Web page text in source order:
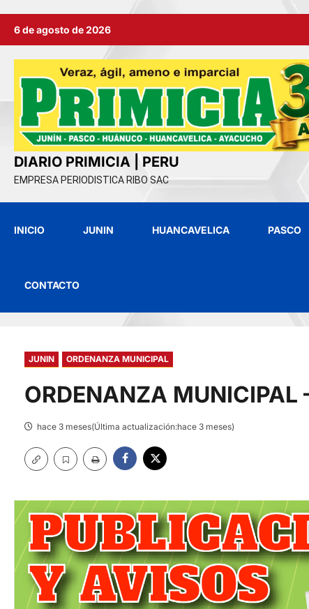
6 de agosto de 2026
DIARIO PRIMICIA | PERU
EMPRESA PERIODISTICA RIBO SAC
INICIO JUNIN HUANCAVELICA PASCO
CONTACTO
JUNIN ORDENANZA MUNICIPAL
ORDENANZA
hace 3 meses(Última actualización:hace 3 meses)